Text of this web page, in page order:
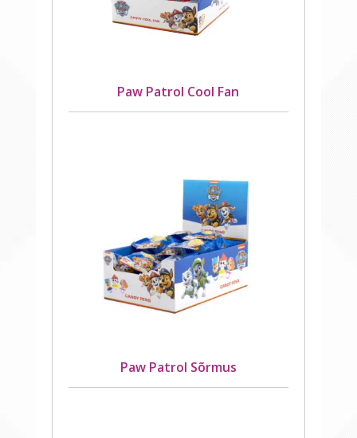
Paw Patrol Cool Fan
Paw Patrol Sõrmus